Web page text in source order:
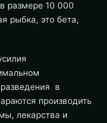
размере 10 000
рыбка, это бета,
в
производить
лекарства и